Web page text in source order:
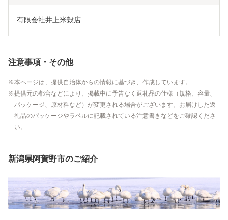
有限会社井上米穀店
注意事項・その他
本ページは、提供自治体からの情報に基づき、作成しています。
提供元の都合などにより、掲載中に予告なく返礼品の仕様（規格、容量、
パッケージ、原材料など）が変更される場合がございます。お届けした返
礼品のパッケージやラベルに記載されている注意書きなどをご確認くださ
い。
新潟県阿賀野市のご紹介